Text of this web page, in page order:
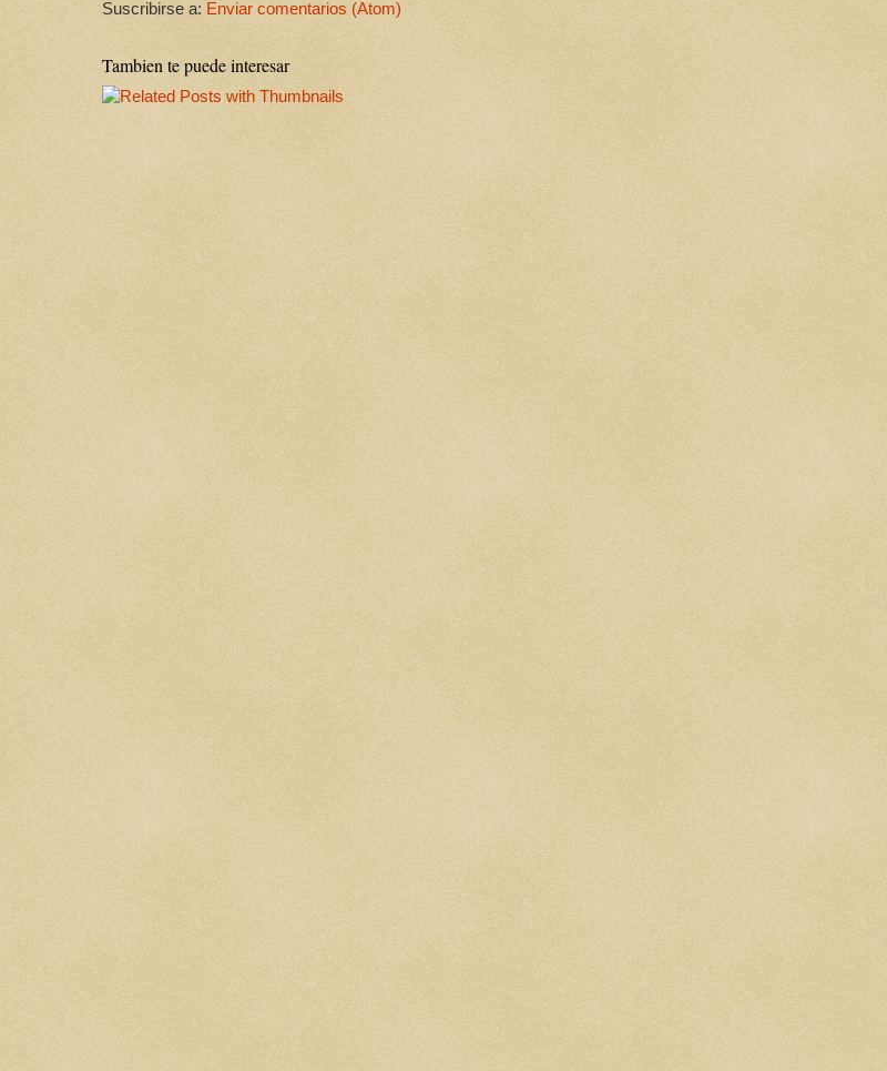
Suscribirse a: Enviar comentarios (Atom)
Tambien te puede interesar